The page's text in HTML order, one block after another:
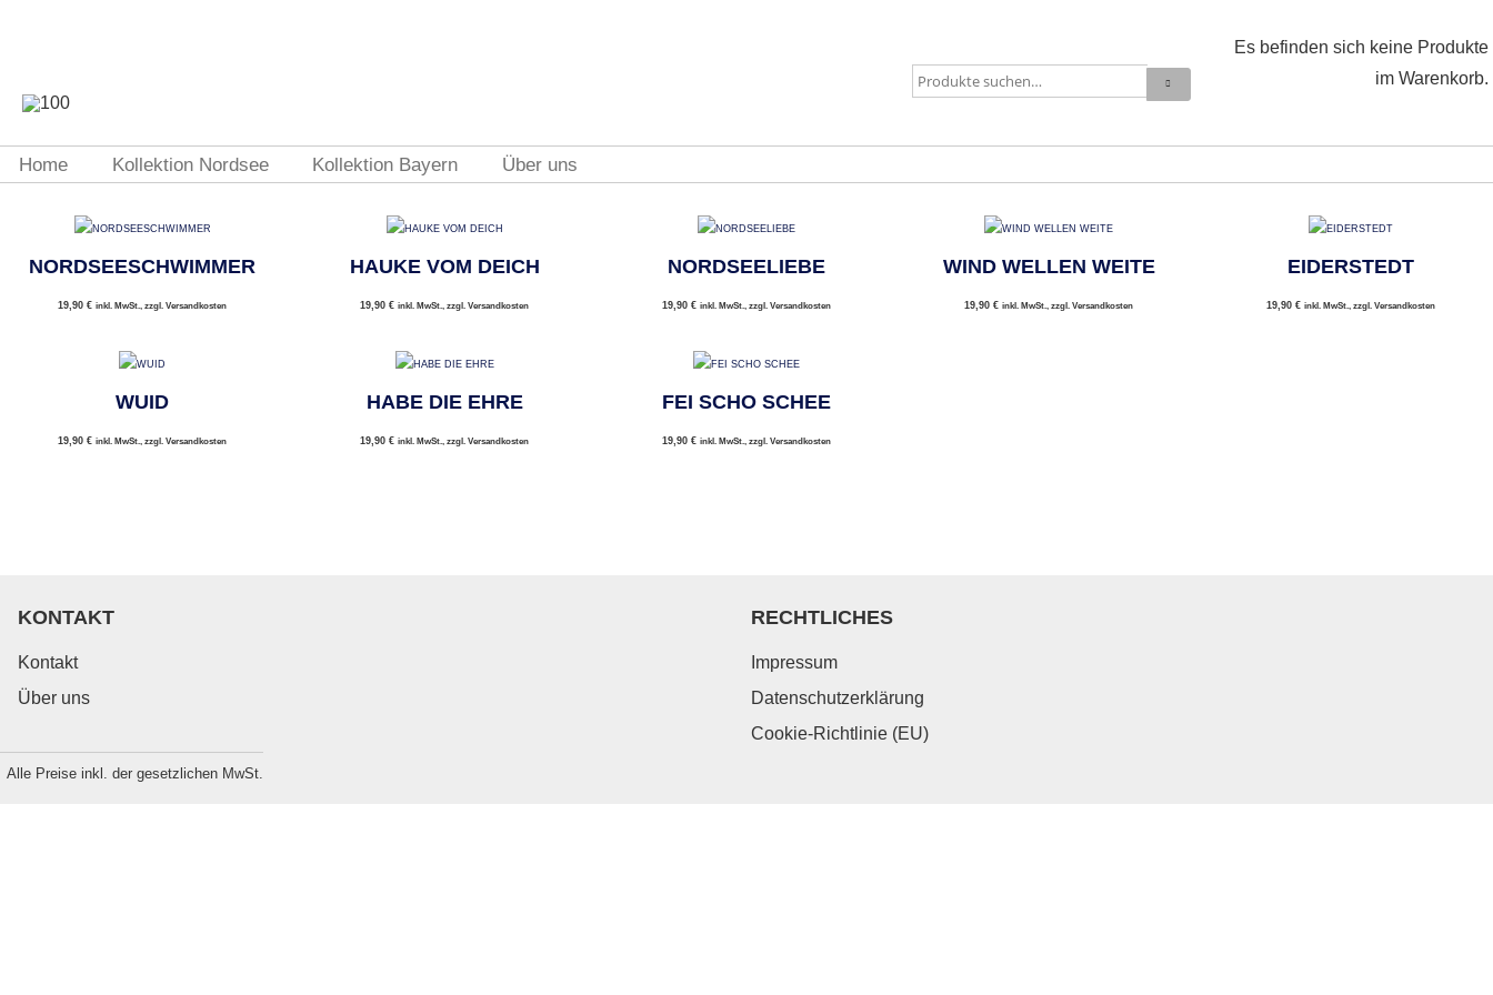
Es befinden sich keine Produkte
im Warenkorb.
Home Kollektion Nordsee Kollektion Bayern Über uns
NORDSEESCHWIMMER
19,90 € inkl. MwSt., zzgl. Versandkosten
HAUKE VOM DEICH
19,90 € inkl. MwSt., zzgl. Versandkosten
NORDSEELIEBE
19,90 € inkl. MwSt., zzgl. Versandkosten
WIND WELLEN WEITE
19,90 € inkl. MwSt., zzgl. Versandkosten
EIDERSTEDT
19,90 € inkl. MwSt., zzgl. Versandkosten
WUID
19,90 € inkl. MwSt., zzgl. Versandkosten
HABE DIE EHRE
19,90 € inkl. MwSt., zzgl. Versandkosten
FEI SCHO SCHEE
19,90 € inkl. MwSt., zzgl. Versandkosten
KONTAKT
Kontakt
Über uns
RECHTLICHES
Impressum
Datenschutzerklärung
Cookie-Richtlinie (EU)
Alle Preise inkl. der gesetzlichen MwSt.